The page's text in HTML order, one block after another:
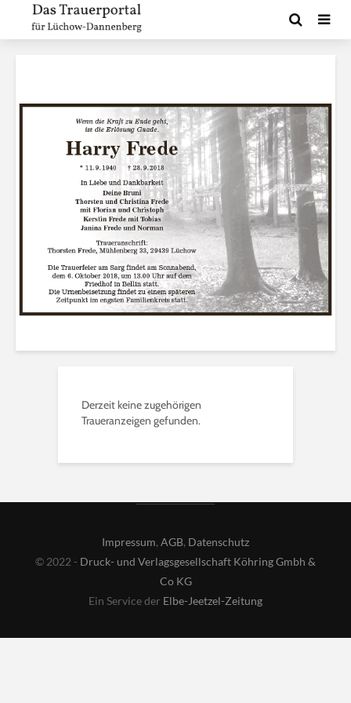
Derzeit keine zugehörigen
Traueranzeigen gefunden.
Impressum, AGB, Datenschutz
© 2022 - Druck- und Verlagsgesellschaft Köhring Gmbh &
Co KG
Ein Service der Elbe-Jeetzel-Zeitung